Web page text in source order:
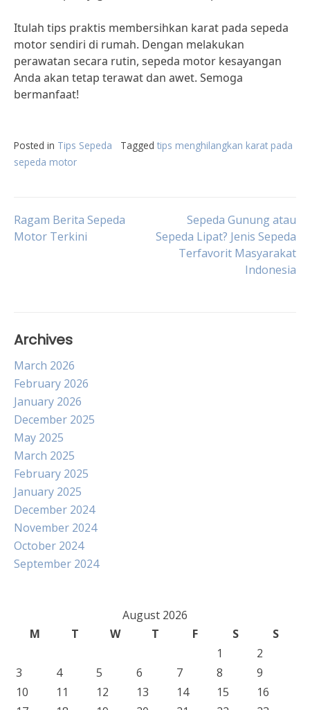
Itulah tips praktis membersihkan karat pada sepeda
motor sendiri di rumah. Dengan melakukan
perawatan secara rutin, sepeda motor kesayangan
Anda akan tetap terawat dan awet. Semoga
bermanfaat!
Posted in Tips Sepeda Tagged tips menghilangkan karat pada
sepeda motor
Post
Ragam Berita Sepeda
Motor Terkini
Sepeda Gunung atau
Sepeda Lipat? Jenis Sepeda
Terfavorit Masyarakat
Indonesia
Archives
March 2026
February 2026
January 2026
December 2025
May 2025
March 2025
February 2025
January 2025
December 2024
November 2024
October 2024
September 2024
August 2026
M
T W T F S
S
1
2
3
4 5 6 7 8
9
10
11 12 13 14 15
16